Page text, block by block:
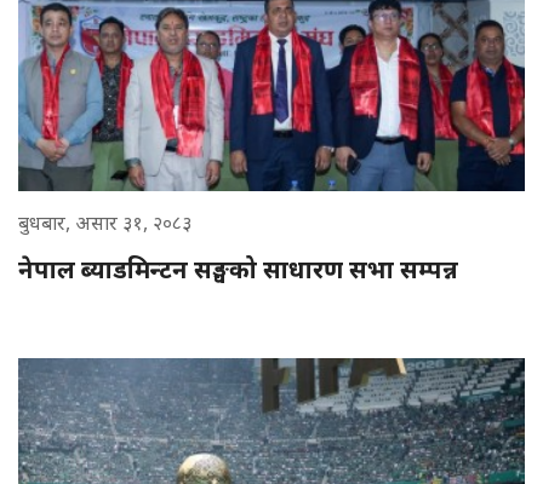
बुधबार, असार ३१, २०८३
नेपाल ब्याडमिन्टन सङ्घको साधारण सभा सम्पन्न